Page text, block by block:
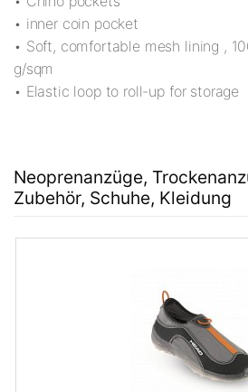
• inner coin pocket
• Soft, comfortable mesh lining ,
g/sqm
• Elastic loop to roll-up for storage
Neoprenanzüge,
Zubehör, Schuhe, Kleidung